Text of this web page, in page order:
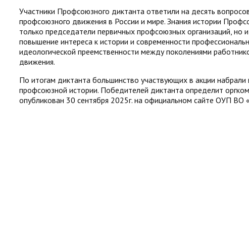
Участники Профсоюзного диктанта ответили на десять
профсоюзного движения в России и мире. Знания истории
только председатели первичных профсоюзных организаций,
повышение интереса к истории и современности
идеологической преемственности между поколениями
движения.
По итогам диктанта большинство участвующих в акции
профсоюзной истории. Победителей диктанта определит
опубликован 30 сентября 2025г. на официальном сайте ОУП ВО